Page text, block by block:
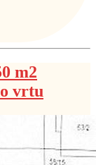
m2
vrtu